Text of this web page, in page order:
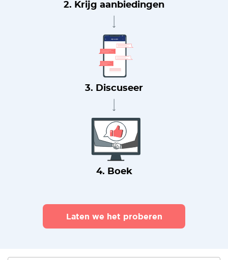
2. Krijg aanbiedingen
3. Discuseer
4. Boek
Laten we het proberen